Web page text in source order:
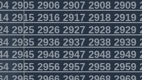
29052906290729082909
29152916291729182919
29252926292729282929
29352936293729382939
29452946294729482949
29552956295729582959